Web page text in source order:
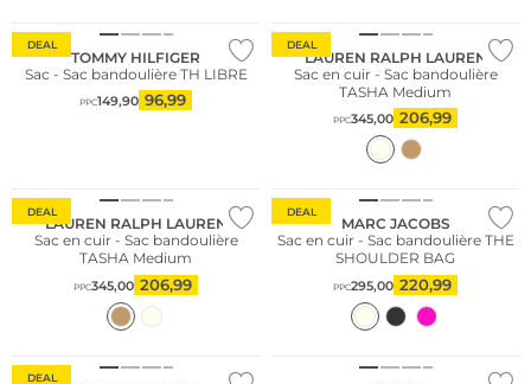
DEAL
TOMMY HILFIGER
Sac - Sac bandoulière TH LIBRE
PPC149,90 96,99
DEAL
LAUREN RALPH LAUREN
Sac en cuir - Sac bandoulière
TASHA Medium
PPC345,00 206,99
DEAL
LAUREN RALPH LAUREN
Sac en cuir - Sac bandoulière
TASHA Medium
PPC345,00 206,99
DEAL
MARC JACOBS
Sac en cuir - Sac bandoulière THE
SHOULDER BAG
PPC295,00 220,99
DEAL